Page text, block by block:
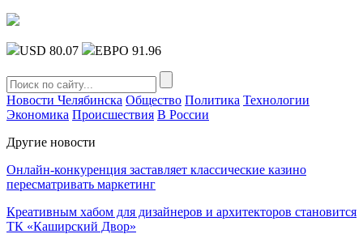
USD 80.07 ЕВРО 91.96
Новости Челябинска Общество Политика Технологии
Экономика Происшествия В России
Другие новости
Онлайн-конкуренция заставляет классические казино
пересматривать маркетинг
Креативным хабом для дизайнеров и архитекторов становится
ТК «Каширский Двор»